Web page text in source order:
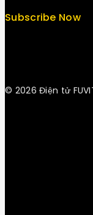
Subscribe Now
© 2026 Điện tử